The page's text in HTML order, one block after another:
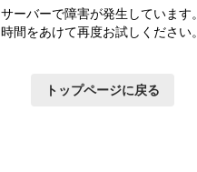
サーバーで障害が発生しています。
時間をあけて再度お試しください。
トップページに戻る